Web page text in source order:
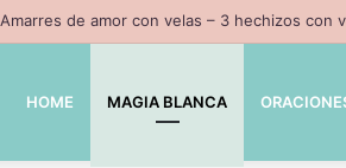
Amarres de amor con velas – 3 hechizos con
HOME MAGIA BLANCA